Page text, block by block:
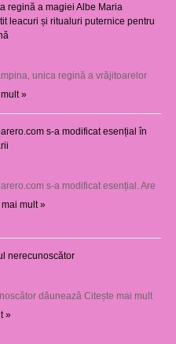
regină a magiei Albe Maria
leacuri și ritualuri puternice pentru
unica regină a vrăjitoarelor
»
s-a modificat esențial în
s-a modificat esențial. Are
mult »
nerecunoscător
dăunează Citește mai mult
»